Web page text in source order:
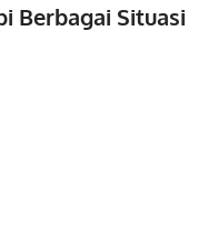
Berbagai Situasi